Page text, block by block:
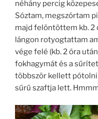
néhány percig
Sóztam, megszórtam
majd felöntöttem kb. 2
lángon rotyogtattam
vége felé (kb. 2 óra
fokhagymát és a
többször kellett pótolni
sűrű szaftja lett.